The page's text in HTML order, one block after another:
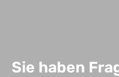
Sie haben